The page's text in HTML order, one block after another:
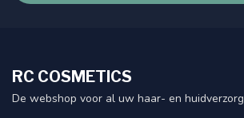
RC COSMETICS
De webshop voor al uw haar- en